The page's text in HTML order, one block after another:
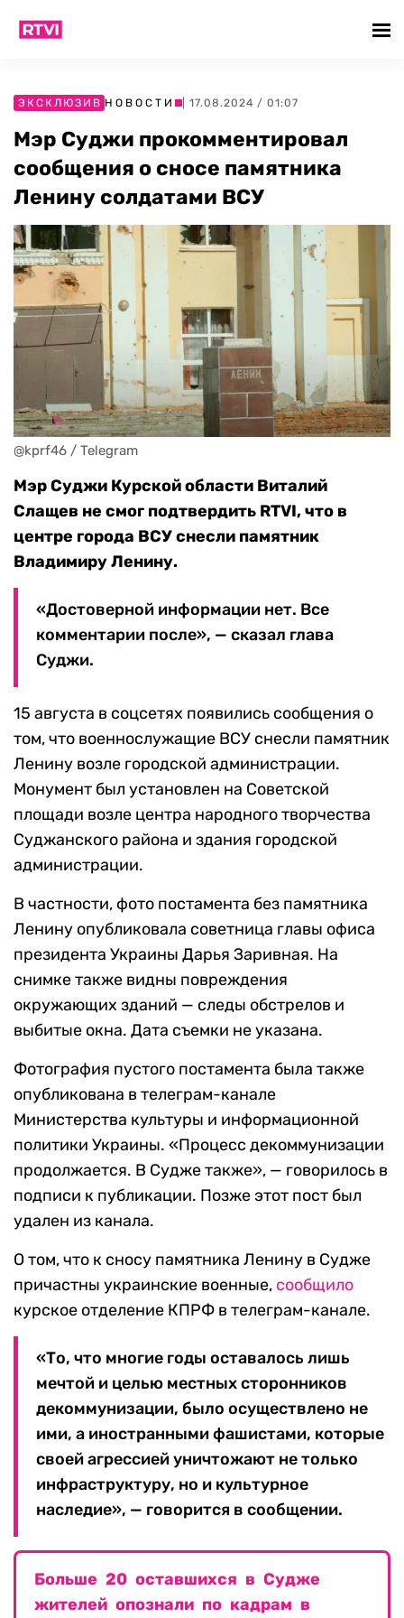
ЭКСКЛЮЗИВ НОВОСТИ | 17.08.2024 / 01:07
Мэр Суджи прокомментировал
сообщения о сносе памятника
Ленину солдатами ВСУ
@kprf46 / Telegram
Мэр Суджи Курской области Виталий
Слащев не смог подтвердить RTVI, что в
центре города ВСУ снесли памятник
Владимиру Ленину.
«Достоверной информации нет. Все
комментарии после», — сказал глава
Суджи.
15 августа в соцсетях появились сообщения о
том, что военнослужащие ВСУ снесли памятник
Ленину возле городской администрации.
Монумент был установлен на Советской
площади возле центра народного творчества
Суджанского района и здания городской
администрации.
В частности, фото постамента без памятника
Ленину опубликовала советница главы офиса
президента Украины Дарья Заривная. На
снимке также видны повреждения
окружающих зданий — следы обстрелов и
выбитые окна. Дата съемки не указана.
Фотография пустого постамента была также
опубликована в телеграм-канале
Министерства культуры и информационной
политики Украины. «Процесс декоммунизации
продолжается. В Судже также», — говорилось в
подписи к публикации. Позже этот пост был
удален из канала.
О том, что к сносу памятника Ленину в Судже
причастны украинские военные, сообщило
курское отделение КПРФ в телеграм-канале.
«То, что многие годы оставалось лишь
мечтой и целью местных сторонников
декоммунизации, было осуществлено не
ими, а иностранными фашистами, которые
своей агрессией уничтожают не только
инфраструктуру, но и культурное
наследие», — говорится в сообщении.
Больше 20 оставшихся в Судже
жителей опознали по кадрам в